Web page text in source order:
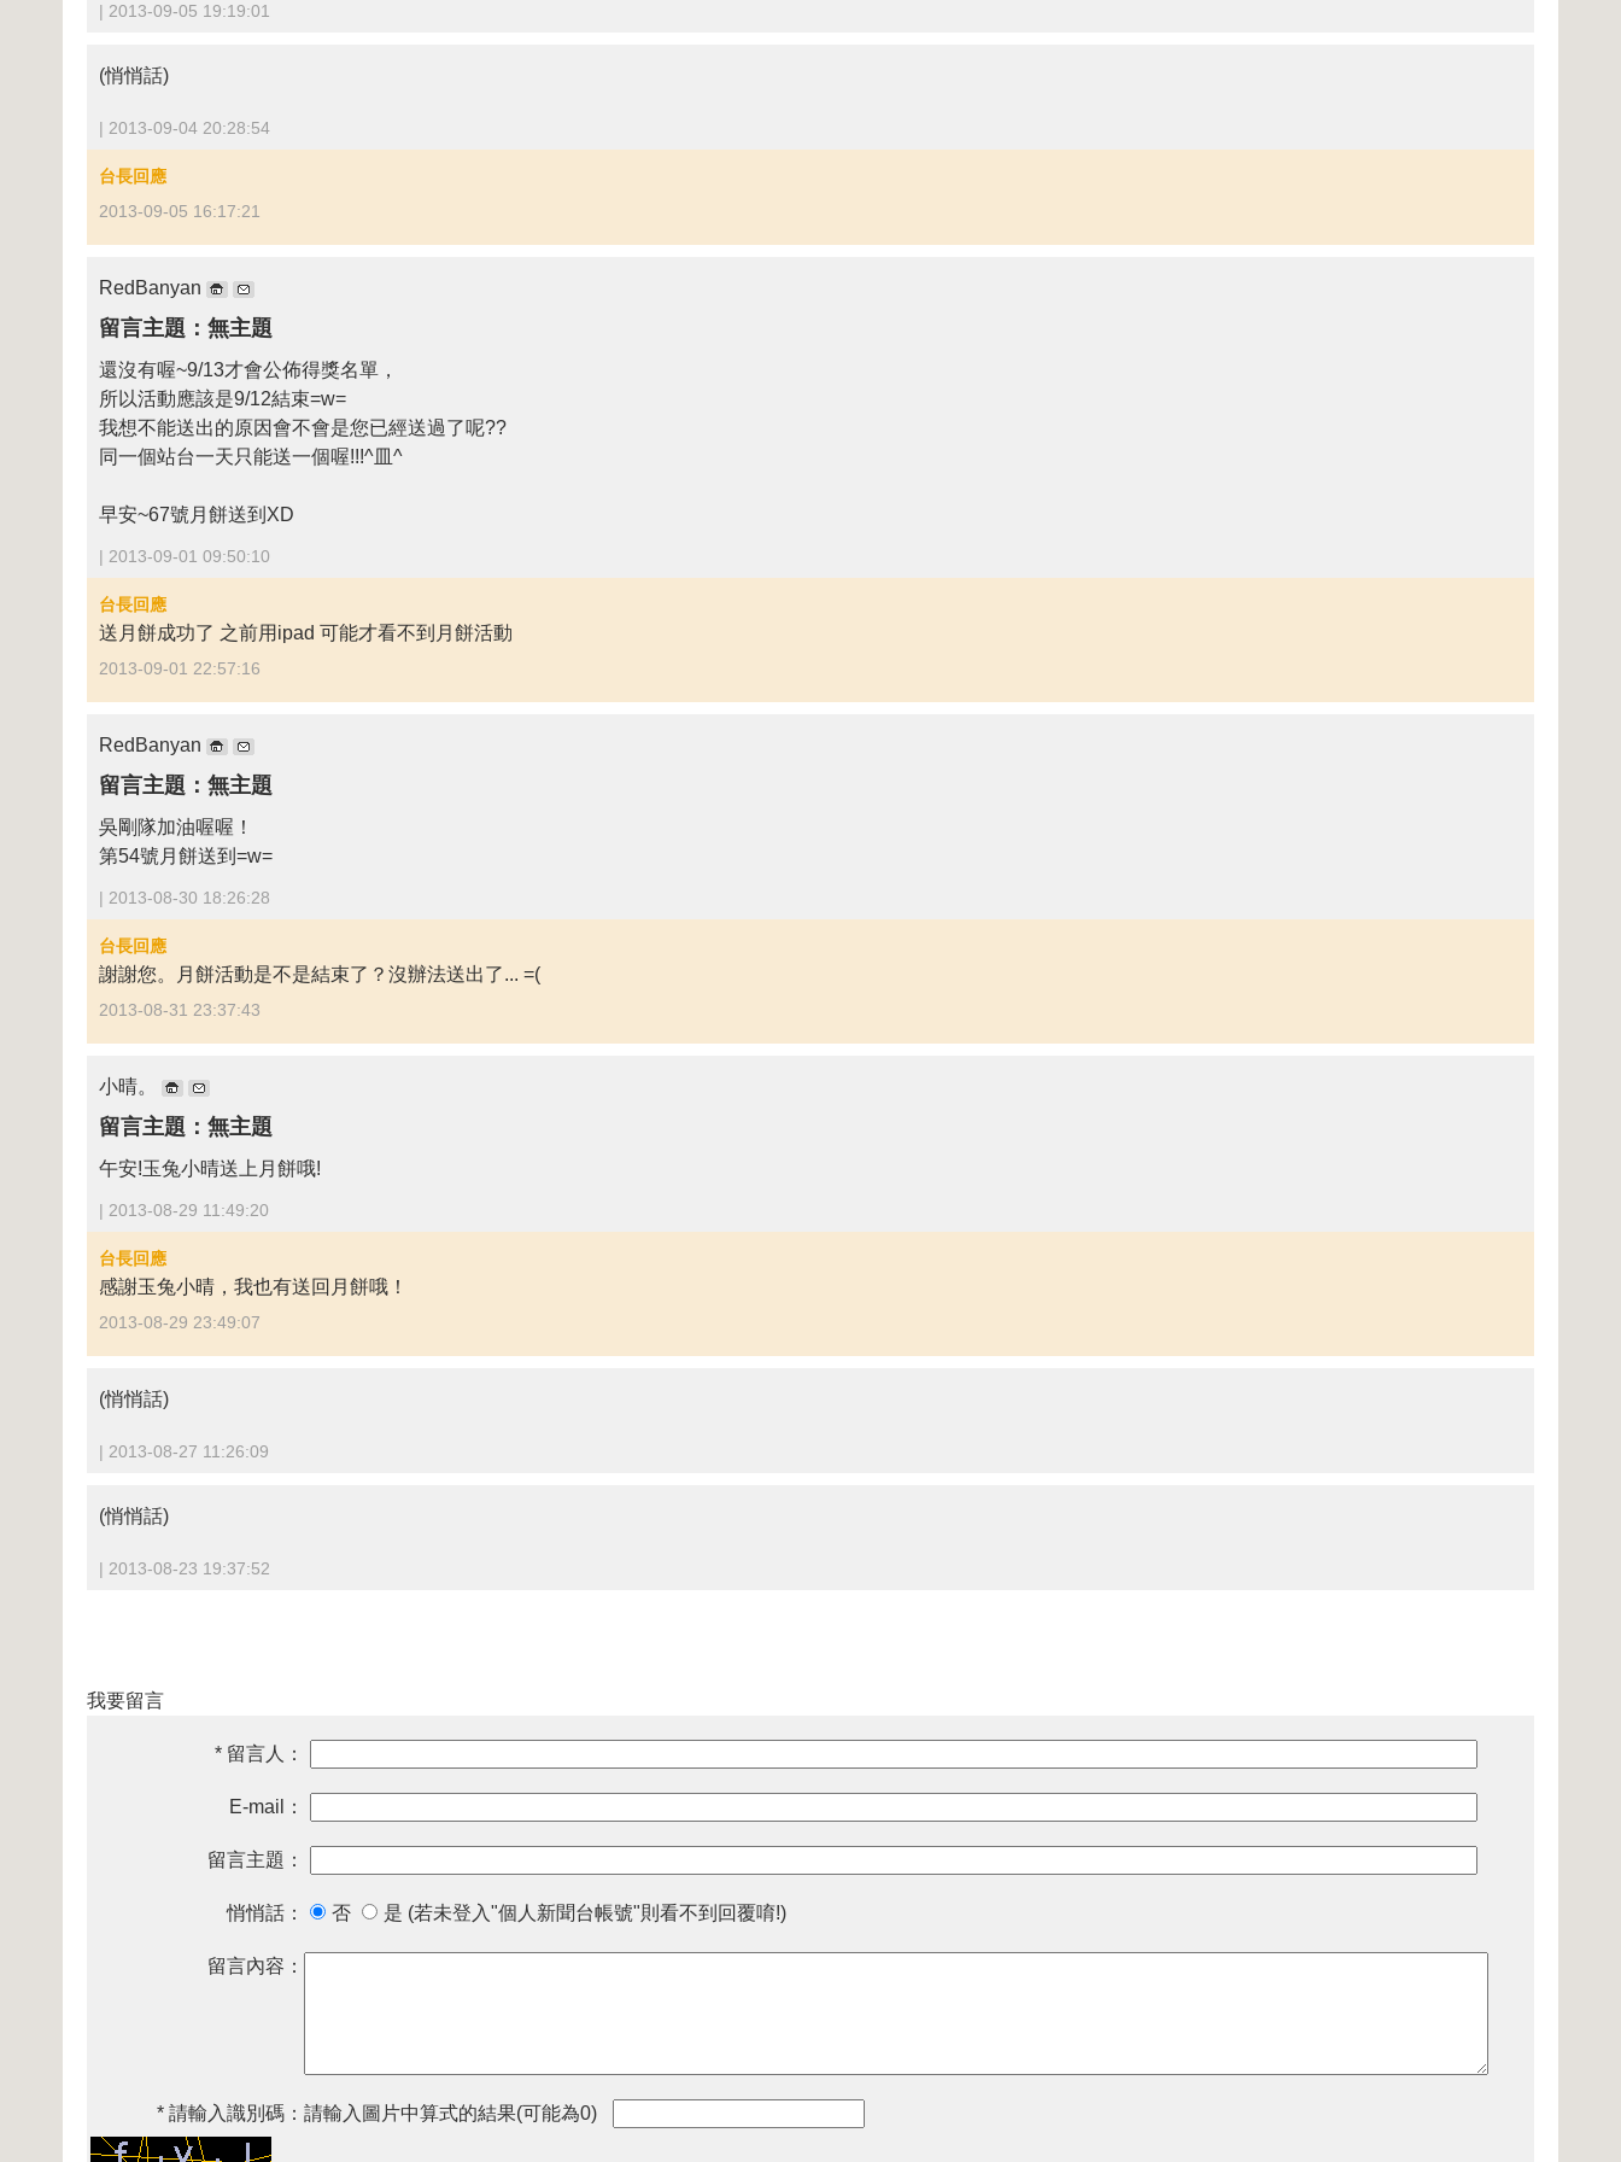
| 2013-09-05 19:19:01
(悄悄話)
| 2013-09-04 20:28:54
台長回應
2013-09-05 16:17:21
RedBanyan
留言主題：無主題
還沒有喔~9/13才會公佈得獎名單，
所以活動應該是9/12結束=w=
我想不能送出的原因會不會是您已經送過了呢??
同一個站台一天只能送一個喔!!!^皿^
早安~67號月餅送到XD
| 2013-09-01 09:50:10
台長回應
送月餅成功了 之前用ipad 可能才看不到月餅活動
2013-09-01 22:57:16
RedBanyan
留言主題：無主題
吳剛隊加油喔喔！
第54號月餅送到=w=
| 2013-08-30 18:26:28
台長回應
謝謝您。月餅活動是不是結束了？沒辦法送出了... =(
2013-08-31 23:37:43
小晴。
留言主題：無主題
午安!玉兔小晴送上月餅哦!
| 2013-08-29 11:49:20
台長回應
感謝玉兔小晴，我也有送回月餅哦！
2013-08-29 23:49:07
(悄悄話)
| 2013-08-27 11:26:09
(悄悄話)
| 2013-08-23 19:37:52
我要留言
* 留言人：
E-mail：
留言主題：
悄悄話： 否 是 (若未登入"個人新聞台帳號"則看不到回覆唷!)
留言內容：
* 請輸入識別碼： 請輸入圖片中算式的結果(可能為0)